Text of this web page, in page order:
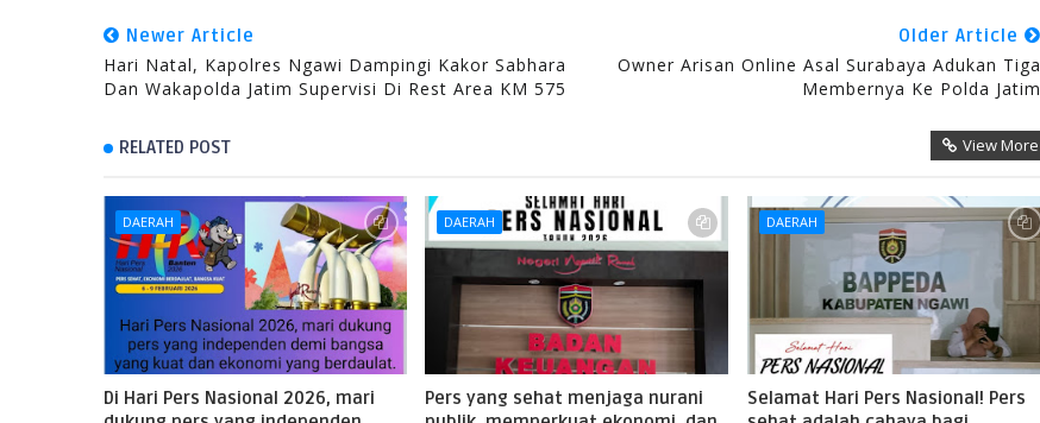
Newer Article
Hari Natal, Kapolres Ngawi Dampingi Kakor Sabhara
Dan Wakapolda Jatim Supervisi Di Rest Area KM 575
Older Article
Owner Arisan Online Asal Surabaya Adukan Tiga
Membernya Ke Polda Jatim
RELATED POST View More
DAERAH
Di Hari Pers Nasional 2026, mari
DAERAH
Pers yang sehat menjaga nurani
DAERAH
Selamat Hari Pers Nasional! Pers